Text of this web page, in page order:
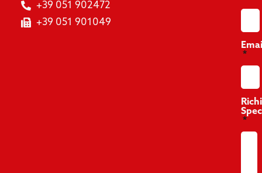
+39 051 902472
+39 051 901049